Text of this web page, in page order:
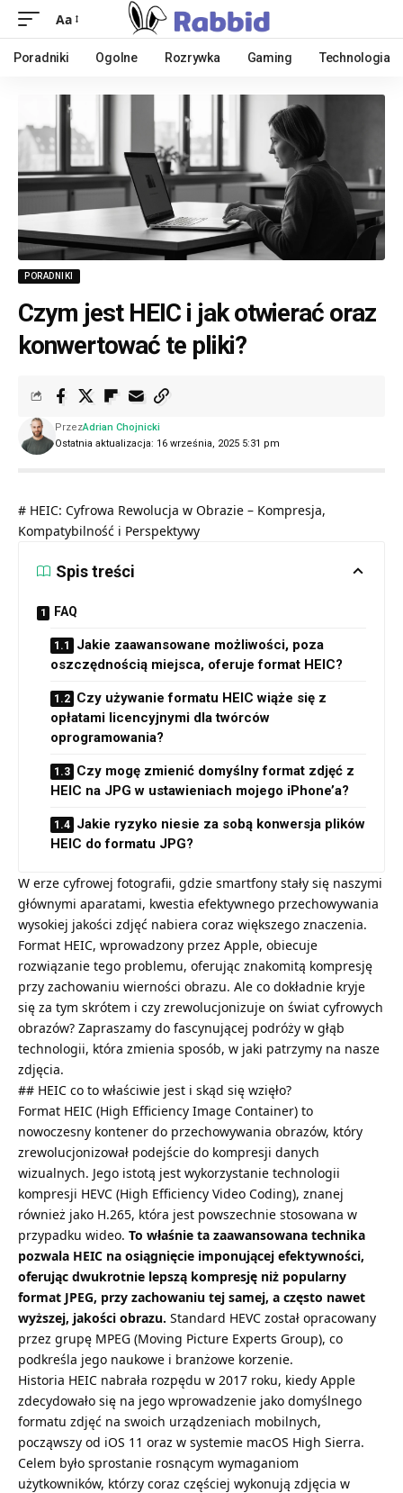
Aa
Poradniki Ogolne Rozrywka Gaming Technologia
PORADNIKI
Czym jest HEIC i jak otwierać oraz
konwertować te pliki?
Ostatnia aktualizacja: 16 września, 2025 5:31 pm
PrzezAdrian Chojnicki
# HEIC: Cyfrowa Rewolucja w Obrazie – Kompresja,
Kompatybilność i Perspektywy
Spis treści
FAQ
Jakie zaawansowane możliwości, poza
oszczędnością miejsca, oferuje format HEIC?
Czy używanie formatu HEIC wiąże się z
opłatami licencyjnymi dla twórców
oprogramowania?
Czy mogę zmienić domyślny format zdjęć z
HEIC na JPG w ustawieniach mojego iPhone’a?
Jakie ryzyko niesie za sobą konwersja plików
HEIC do formatu JPG?
W erze cyfrowej fotografii, gdzie smartfony stały się naszymi
głównymi aparatami, kwestia efektywnego przechowywania
wysokiej jakości zdjęć nabiera coraz większego znaczenia.
Format HEIC, wprowadzony przez Apple, obiecuje
rozwiązanie tego problemu, oferując znakomitą kompresję
przy zachowaniu wierności obrazu. Ale co dokładnie kryje
się za tym skrótem i czy zrewolucjonizuje on świat cyfrowych
obrazów? Zapraszamy do fascynującej podróży w głąb
technologii, która zmienia sposób, w jaki patrzymy na nasze
zdjęcia.
## HEIC co to właściwie jest i skąd się wzięło?
Format HEIC (High Efficiency Image Container) to
nowoczesny kontener do przechowywania obrazów, który
zrewolucjonizował podejście do kompresji danych
wizualnych. Jego istotą jest wykorzystanie technologii
kompresji HEVC (High Efficiency Video Coding), znanej
również jako H.265, która jest powszechnie stosowana w
przypadku wideo. To właśnie ta zaawansowana technika
pozwala HEIC na osiągnięcie imponującej efektywności,
oferując dwukrotnie lepszą kompresję niż popularny
format JPEG, przy zachowaniu tej samej, a często nawet
wyższej, jakości obrazu. Standard HEVC został opracowany
przez grupę MPEG (Moving Picture Experts Group), co
podkreśla jego naukowe i branżowe korzenie.
Historia HEIC nabrała rozpędu w 2017 roku, kiedy Apple
zdecydowało się na jego wprowadzenie jako domyślnego
formatu zdjęć na swoich urządzeniach mobilnych,
począwszy od iOS 11 oraz w systemie macOS High Sierra.
Celem było sprostanie rosnącym wymaganiom
użytkowników, którzy coraz częściej wykonują zdjęcia w